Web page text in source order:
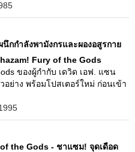
กกำลังพามังกรและผองอสูรกาย
Fury of the Gods
ของผู้กำกับ เดวิด เอฟ. แซน
อย่าง พร้อมโปสเตอร์ใหม่ ก่อนเข้า
the Gods - ชาแซม! จุดเดือด